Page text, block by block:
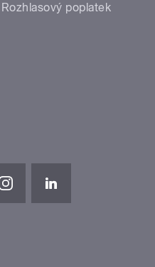
Rozhlasový poplatek